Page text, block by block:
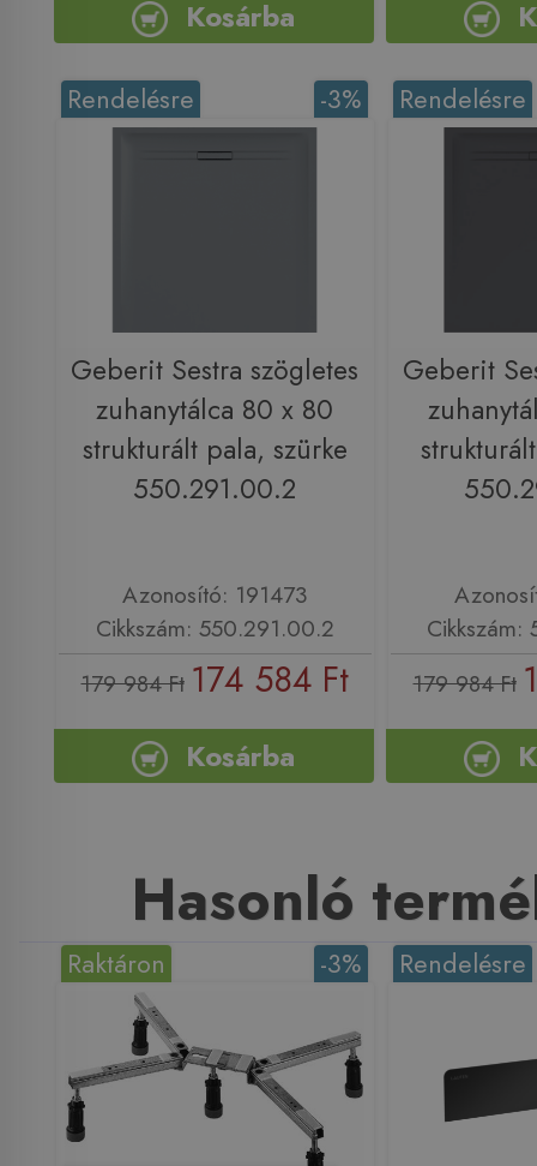
Kosárba
-3%
Rendelésre
Geberit Sestra szögletes
zuhanytálca 80 x 80
strukturált pala, szürke
550.291.00.2
Azonosító: 191473
Cikkszám: 550.291.00.2
179 984 Ft 174 584 Ft
Kosárba
Rendelésre
Geberit
179 984 Ft
Hasonló
-3%
Raktáron Rendelésre